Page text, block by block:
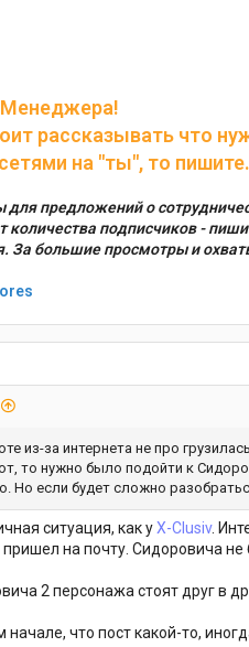
Менеджера!
рассказывать что
на "ты", то пишите.
предложений о
количества подписчиков -
За большие просмотры и
из-за интернета не про
то нужно было подойти к
Но если будет сложно
ситуация, как уX-Clusiv.
на почту. Сидоровича не
2 персонажа стоят друг в
начале, что пост какой-то,